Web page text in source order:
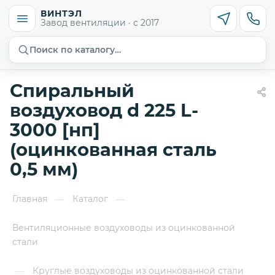
ВИНТЭЛ
Завод вентиляции · с 2017
Поиск по каталогу…
Спиральный
воздуховод d 225 L-
3000 [нп]
(оцинкованная сталь
0,5 мм)
Главная — Каталог —
Вентиляционные воздуховоды из оцинкованной
стали
— Круглые воздуховоды из оцинкованной стали